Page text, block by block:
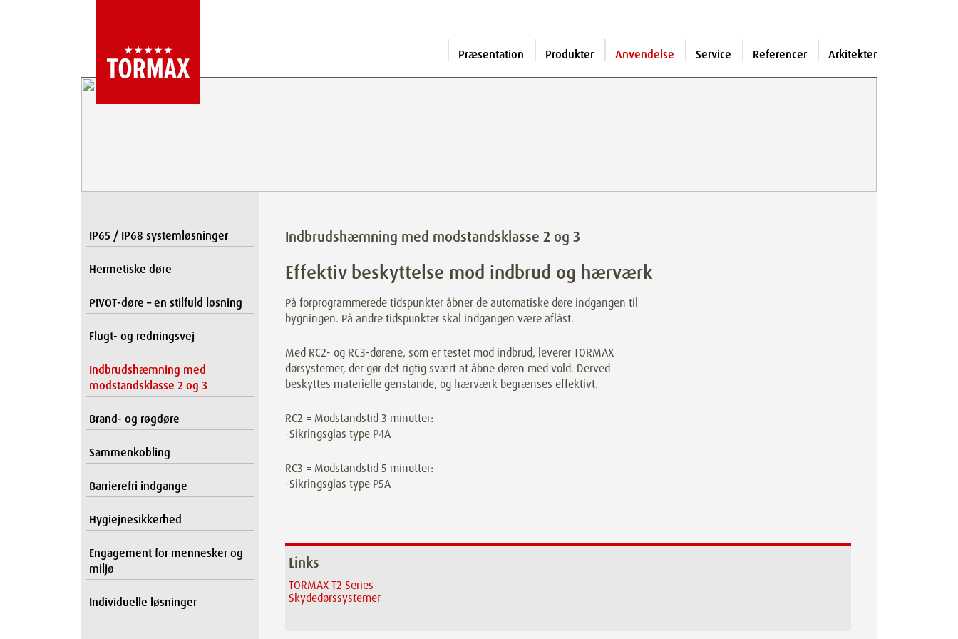
Præsentation Produkter Anvendelse Service Referencer Arkitekter
IP65 / IP68 systemløsninger
Hermetiske døre
PIVOT-døre – en stilfuld løsning
Flugt- og redningsvej
Indbrudshæmning med
modstandsklasse 2 og 3
Brand- og røgdøre
Sammenkobling
Barrierefri indgange
Hygiejnesikkerhed
Engagement for mennesker og
miljø
Individuelle løsninger
Indbrudshæmning med modstandsklasse 2 og 3
Effektiv beskyttelse mod indbrud og hærværk
På forprogrammerede tidspunkter åbner de automatiske døre indgangen til
bygningen. På andre tidspunkter skal indgangen være aflåst.
Med RC2- og RC3-dørene, som er testet mod indbrud, leverer TORMAX
dørsystemer, der gør det rigtig svært at åbne døren med vold. Derved
beskyttes materielle genstande, og hærværk begrænses effektivt.
RC2 = Modstandstid 3 minutter:
-Sikringsglas type P4A
RC3 = Modstandstid 5 minutter:
-Sikringsglas type P5A
Links
TORMAX T2 Series
Skydedørssystemer